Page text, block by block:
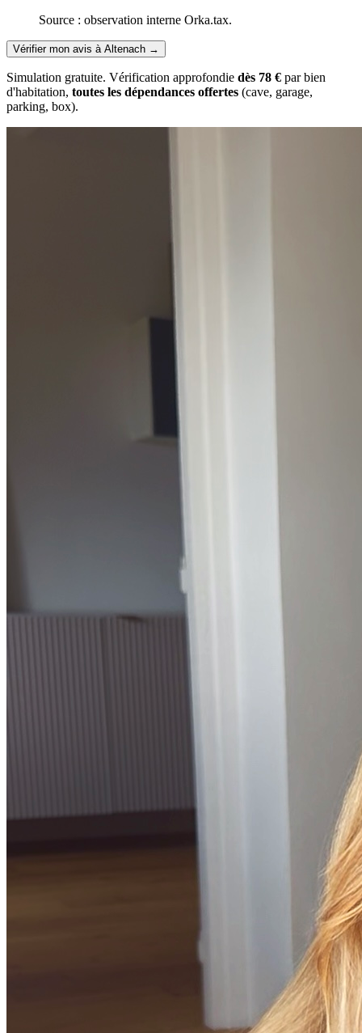
Source : observation interne Orka.tax.
Vérifier mon avis à Altenach →
Simulation gratuite. Vérification approfondie dès 78 € par bien
d'habitation, toutes les dépendances offertes (cave, garage,
parking, box).